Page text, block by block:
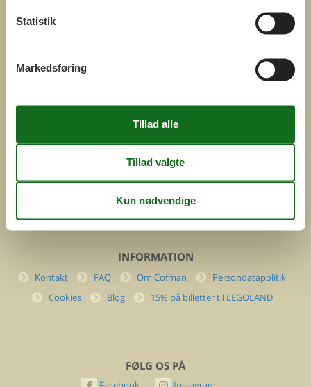
Danmark
Cofman.com
info@cofman.com
INFORMATION
Kontakt FAQ Om Cofman
Persondatapolitik
Cookies
Blog 15% på billetter til LEGOLAND
FØLG OS PÅ
Statistik
Markedsføring